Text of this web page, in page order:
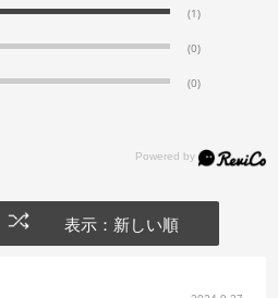
(1)
(0)
(0)
表示：新しい順